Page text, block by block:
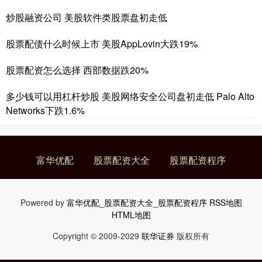
炒股融资公司 美股软件类股票盘初走低
股票配债什么时候上市 美股AppLovin大跌19%
股票配资怎么选择 西部数据跌20%
多少钱可以用杠杆炒股 美股网络安全公司盘初走低 Palo Alto
Networks下跌1.6%
富华优配 股票配资大全 股票配资程序
Powered by 富华优配_股票配资大全_股票配资程序 RSS地图
HTML地图
Copyright © 2009-2029 联华证券 版权所有